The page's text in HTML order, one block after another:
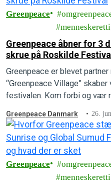
Greenpeace
Greenpeace åbner for 3
skrue på Roskilde Festival
Greenpeace er blevet partner
“Greenpeace Village”
festivalen. Kom forbi og vær
Greenpeace Danmark 26.
Greenpeace